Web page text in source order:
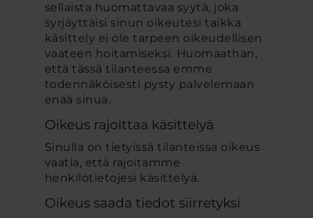
sellaista huomattavaa syytä, joka
syrjäyttäisi sinun oikeutesi taikka
käsittely ei ole tarpeen oikeudellisen
vaateen hoitamiseksi. Huomaathan,
että tässä tilanteessa emme
todennäköisesti pysty palvelemaan
enää sinua.
Oikeus rajoittaa käsittelyä
Sinulla on tietyissä tilanteissa oikeus
vaatia, että rajoitamme
henkilötietojesi käsittelyä.
Oikeus saada tiedot siirretyksi